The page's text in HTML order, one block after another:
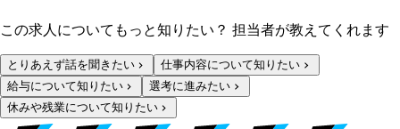
この求人についてもっと知りたい？ 担当者が教えてくれます
とりあえず話を聞きたい
仕事内容について知りたい
給与について知りたい
選考に進みたい
休みや残業について知りたい